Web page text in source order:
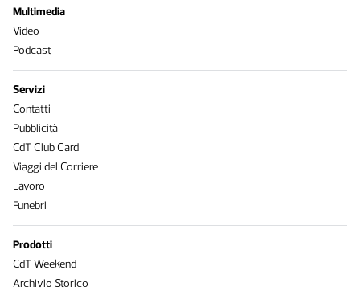
Multimedia
Video
Podcast
Servizi
Contatti
Pubblicità
CdT Club Card
Viaggi del Corriere
Lavoro
Funebri
Prodotti
CdT Weekend
Archivio Storico